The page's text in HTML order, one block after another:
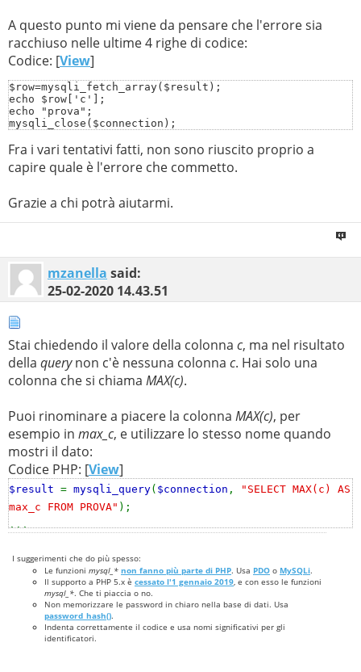
A questo punto mi viene da pensare che l'errore sia
racchiuso nelle ultime 4 righe di codice:
Codice: [View]
$row=mysqli_fetch_array($result);
echo $row['c'];
echo "prova";
mysqli_close($connection);
Fra i vari tentativi fatti, non sono riuscito proprio a
capire quale è l'errore che commetto.
Grazie a chi potrà aiutarmi.
mzanella said:
25-02-2020 14.43.51
Stai chiedendo il valore della colonna c, ma nel risultato
della querynon c'è nessuna colonna c. Hai solo una
colonna che si chiama MAX(c).
Puoi rinominare a piacere la colonna MAX(c), per
esempio in max_c, e utilizzare lo stesso nome quando
mostri il dato:
Codice PHP: [View]
$result = mysqli_query( $connection ,
"SELECT MAX(c) AS
max_c FROM PROVA" );
...
I suggerimenti che do più spesso:
Le funzioni mysql_* non fanno più parte di PHP. Usa PDO o MySQLi.
Il supporto a PHP 5.x è cessato l'1 gennaio 2019 , e con esso le funzioni
mysql_*. Che ti piaccia o no.
Non memorizzare le password in chiaro nella base di dati. Usa
password_hash().
Indenta correttamente il codice e usa nomi significativi per gli
identificatori.